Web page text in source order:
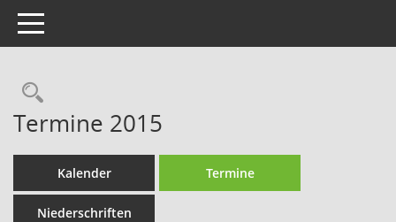
Toggle navigation
Rechercheauswahl
Termine 2015
Kalender Termine
Niederschriften